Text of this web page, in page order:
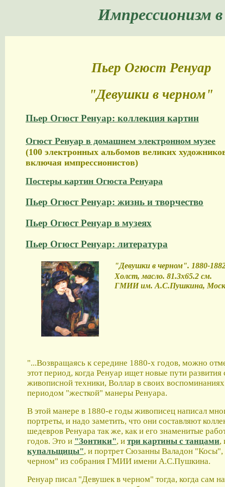
Импрессионизм
Пьер Огюст Ренуар
"Девушки в черном"
Пьер Огюст Ренуар: коллекция картин
Огюст Ренуар в домашнем электронном музее
(100 электронных альбомов великих
включая импрессионистов)
Постеры картин Огюста Ренуара
Пьер Огюст Ренуар: жизнь и творчество
Пьер Огюст Ренуар в музеях
Пьер Огюст Ренуар: литература
"Девушки в черном". 1880-
Холст, масло. 81.3x65.2 см.
ГМИИ им. А.С.Пушкина,
"...Возвращаясь к середине 1880-х годов, можно
этот период, когда Ренуар ищет новые пути развития
живописной техники, Воллар в своих воспоминаниях
периодом "жесткой" манеры Ренуара.
В этой манере в 1880-е годы живописец написал
портреты, и надо заметить, что они составляют
шедевров Ренуара так же, как и его знаменитые
годов. Это и "Зонтики", и три картины с танцами,
купальщицы", и портрет Сюзанны Валадон
черном" из собрания ГМИИ имени А.С.Пушкина.
Ренуар писал "Девушек в черном" тогда, когда сам